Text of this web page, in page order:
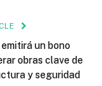
un bono
obras clave de
y seguridad